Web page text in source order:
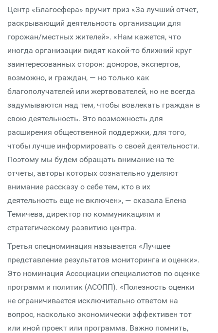
Центр «Благосфера» вручит приз «За лучший отчет,
раскрывающий деятельность организации для
горожан/местных жителей». «Нам кажется, что
иногда организации видят какой-то ближний круг
заинтересованных сторон: доноров, экспертов,
возможно, и граждан, — но только как
благополучателей или жертвователей, но не всегда
задумываются над тем, чтобы вовлекать граждан в
свою деятельность. Это возможность для
расширения общественной поддержки, для того,
чтобы лучше информировать о своей деятельности.
Поэтому мы будем обращать внимание на те
отчеты, авторы которых сознательно уделяют
внимание рассказу о себе тем, кто в их
деятельность еще не включен», — сказала Елена
Темичева, директор по коммуникациям и
стратегическому развитию центра.
Третья спецноминация называется «Лучшее
представление результатов мониторинга и оценки».
Это номинация Ассоциации специалистов по оценке
программ и политик (АСОПП). «Полезность оценки
не ограничивается исключительно ответом на
вопрос, насколько экономически эффективен тот
или иной проект или программа. Важно помнить,